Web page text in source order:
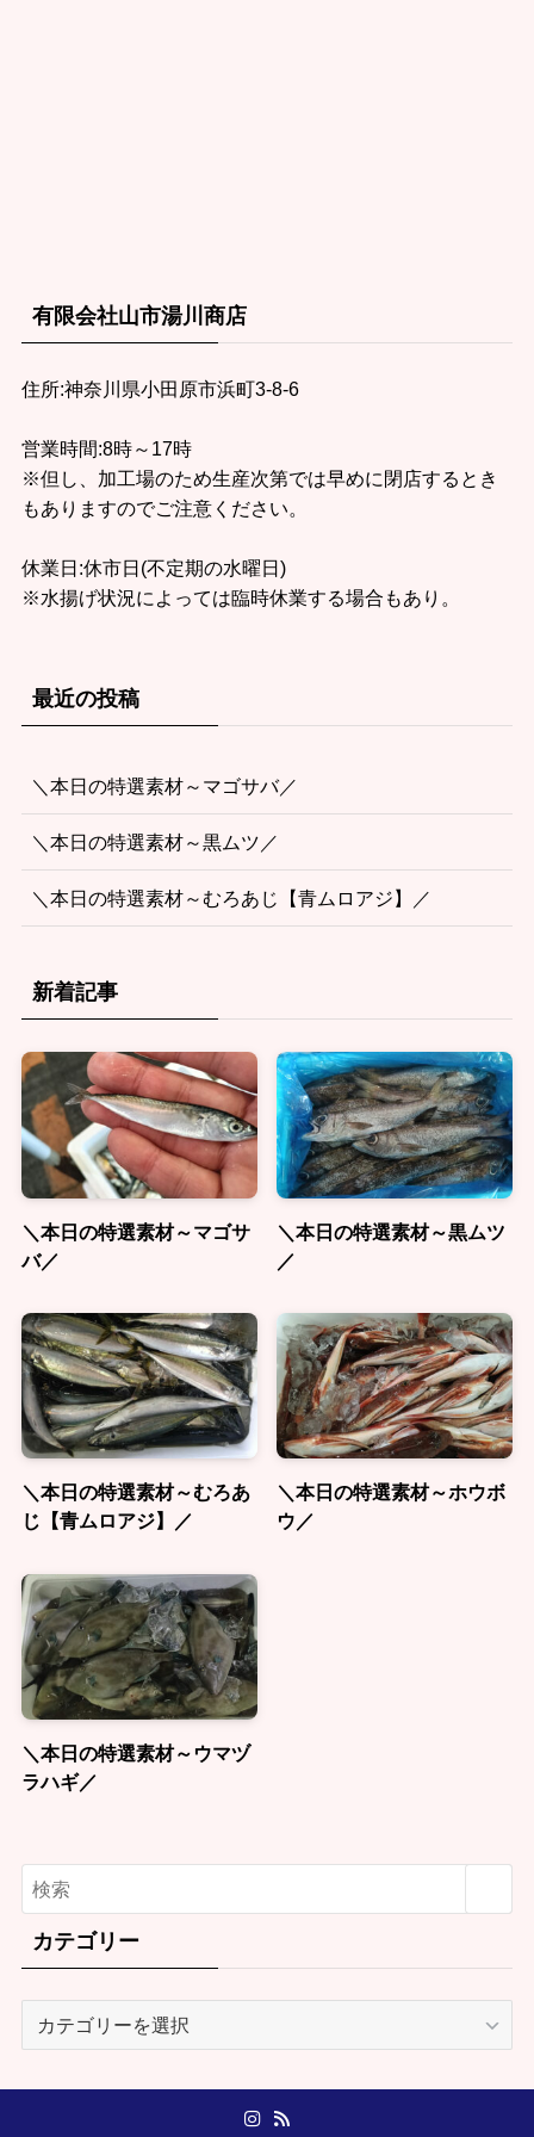
有限会社山市湯川商店
住所:神奈川県小田原市浜町3-8-6
営業時間:8時～17時
※但し、加工場のため生産次第では早めに閉店するとき
もありますのでご注意ください。
休業日:休市日(不定期の水曜日)
※水揚げ状況によっては臨時休業する場合もあり。
最近の投稿
＼本日の特選素材～マゴサバ／
＼本日の特選素材～黒ムツ／
＼本日の特選素材～むろあじ【青ムロアジ】／
新着記事
＼本日の特選素材～マゴサ
バ／
＼本日の特選素材～黒ムツ
／
＼本日の特選素材～むろあ
じ【青ムロアジ】／
＼本日の特選素材～ホウボ
ウ／
＼本日の特選素材～ウマヅ
ラハギ／
カテゴリー